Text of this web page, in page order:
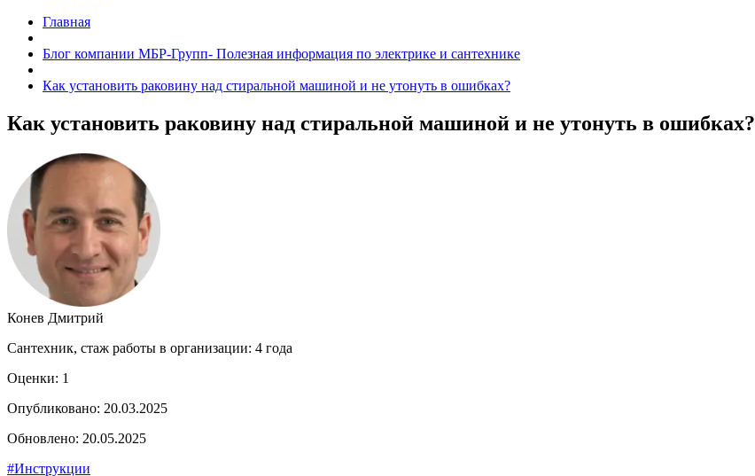
Главная
Блог компании МБР-Групп- Полезная информация по электрике и сантехнике
Как установить раковину над стиральной машиной и не утонуть в ошибках?
Как установить раковину над стиральной машиной и не утонуть в ошибках?
Конев Дмитрий
Сантехник, стаж работы в организации: 4 года
Оценки: 1
Опубликовано: 20.03.2025
Обновлено: 20.05.2025
#Инструкции